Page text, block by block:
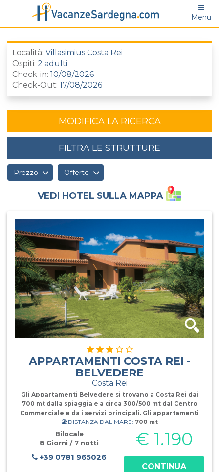
Menu
Località: Villasimius Costa Rei
Ospiti: 2 adulti
Check-in: 10/08/2026
Check-Out: 17/08/2026
MODIFICA LA RICERCA
FILTRA LE STRUTTURE
Prezzo Offerte
VEDI HOTEL SULLA MAPPA
APPARTAMENTI COSTA REI -
BELVEDERE
Costa Rei
Gli Appartamenti Belvedere si trovano a Costa Rei dai
700 mt dalla spiaggia e a circa 300/500 mt dal Centro
Commerciale e da i servizi principali. Gli appartamenti
sono posti su una zona collinare, su Monte Nai o Rei
Marina dove godono di una posizione privilegiata per
tranquillità e pan
🏖️DISTANZA DAL MARE: 700 mt
Bilocale
8 Giorni / 7 notti
+39 0781 965026
€ 1.190
CONTINUA